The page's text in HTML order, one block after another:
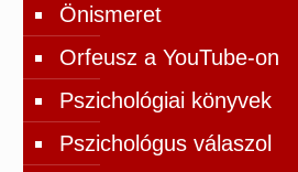
Önismeret
Orfeusz a YouTube-on
Pszichológiai könyvek
Pszichológus válaszol